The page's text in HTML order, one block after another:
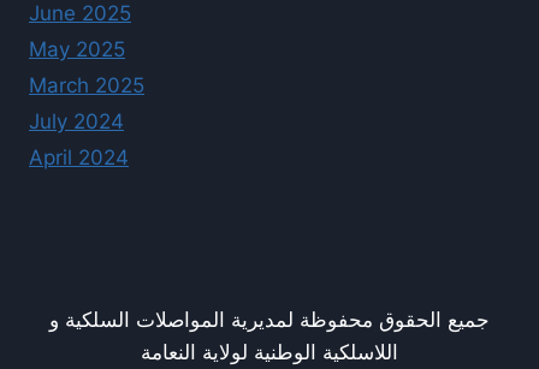
June 2025
May 2025
March 2025
July 2024
April 2024
جميع الحقوق محفوظة لمديرية المواصلات السلكية و
اللاسلكية الوطنية لولاية النعامة